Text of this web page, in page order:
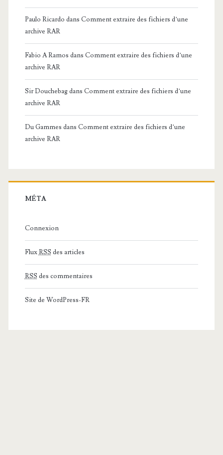
Paulo Ricardo dans Comment extraire des fichiers d’une
archive RAR
Fabio A Ramos dans Comment extraire des fichiers d’une
archive RAR
Sir Douchebagdans Comment extraire des fichiers d’une
archive RAR
Du Gammes dans Comment extraire des fichiers d’une
archive RAR
MÉTA
Connexion
FluxRSS des articles
RSS des commentaires
Site de WordPress-FR